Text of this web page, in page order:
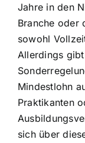
Jahre in den
Branche oder
sowohl
Allerdings
Mindestlohn
Praktikanten
sich über